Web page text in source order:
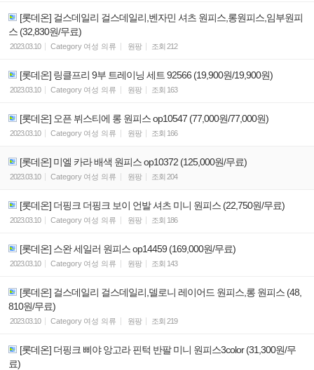
[롯데온] 걸스데일리 걸스데일리,벤자민 셔츠 원피스,롱원피스,임부원피
스 (32,830원/무료)
2023.03.10 Category 여성 의류 원팡 조회 212
[롯데온] 링클프리 9부 트레이닝 세트 92566 (19,900원/19,900원)
2023.03.10 Category 여성 의류 원팡 조회 163
[롯데온] 오픈 뷔스티에 롱 원피스 op10547 (77,000원/77,000원)
2023.03.10 Category 여성 의류 원팡 조회 166
[롯데온] 미엘 카라 배색 원피스 op10372 (125,000원/무료)
2023.03.10 Category 여성 의류 원팡 조회 204
[롯데온] 더핑크 더핑크 보이 언발 셔츠 미니 원피스 (22,750원/무료)
2023.03.10 Category 여성 의류 원팡 조회 186
[롯데온] 스완 세일러 원피스 op14459 (169,000원/무료)
2023.03.10 Category 여성 의류 원팡 조회 143
[롯데온] 걸스데일리 걸스데일리,델로니 레이어드 원피스,롱 원피스 (48,
810원/무료)
2023.03.10 Category 여성 의류 원팡 조회 219
[롯데온] 더핑크 삐야 앙고라 핀턱 반팔 미니 원피스3color (31,300원/무
료)